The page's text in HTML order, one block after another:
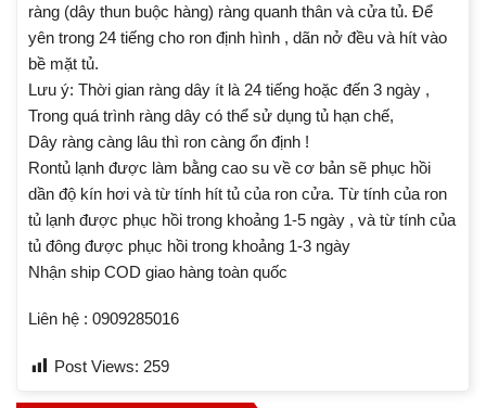
ràng (dây thun buộc hàng) ràng quanh thân và cửa tủ. Để
yên trong 24 tiếng cho ron định hình , dãn nở đều và hít vào
bề mặt tủ.
Lưu ý: Thời gian ràng dây ít là 24 tiếng hoặc đến 3 ngày ,
Trong quá trình ràng dây có thể sử dụng tủ hạn chế,
Dây ràng càng lâu thì ron càng ổn định !
Rontủ lạnh được làm bằng cao su về cơ bản sẽ phục hồi
dần độ kín hơi và từ tính hít tủ của ron cửa. Từ tính của ron
tủ lạnh được phục hồi trong khoảng 1-5 ngày , và từ tính của
tủ đông được phục hồi trong khoảng 1-3 ngày
Nhận ship COD giao hàng toàn quốc
Liên hệ : 0909285016
Post Views: 259